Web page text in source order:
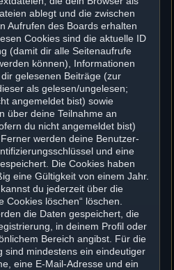
ablegt und die zwischen
Aufrufen des Boards erhalten
Cookies sind die aktuelle ID
(damit dir alle Seitenaufrufe
können), Informationen
gelesenen Beiträge (zur
als gelesen/ungelesen;
angemeldet bist) sowie
über deine Teilnahme an
du nicht angemeldet bist)
werden deine Benutzer-
und eine
Die Cookies haben
eine Gültigkeit von einem Jahr.
du jederzeit über die
Cookies löschen“ löschen.
die Daten gespeichert, die
in deinem Profil oder
Bereich angibst. Für die
sind mindestens ein eindeutiger
eine E-Mail-Adresse und ein